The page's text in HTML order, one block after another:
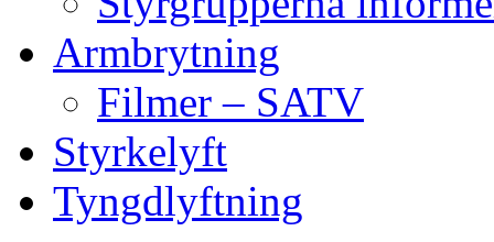
Armbrytning
Filmer – SATV
Styrkelyft
Tyngdlyftning